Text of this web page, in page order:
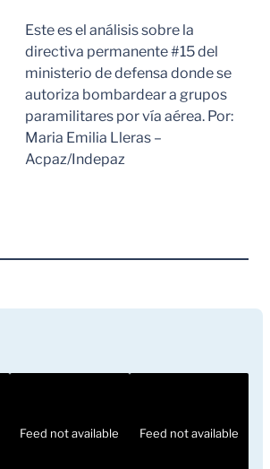
Este es el análisis sobre la
directiva permanente #15 del
ministerio de defensa donde se
autoriza bombardear a grupos
paramilitares por vía aérea. Por:
Maria Emilia Lleras –
Acpaz/Indepaz
Feed not available Feed not available